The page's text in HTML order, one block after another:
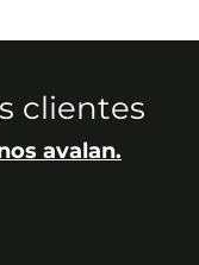
clientes
avalan.